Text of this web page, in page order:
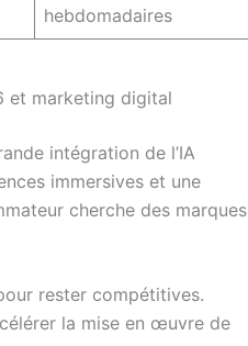
hebdomadaires
et marketing digital
intégration de l’IA
immersives et une
cherche des marques
rester compétitives.
la mise en œuvre de